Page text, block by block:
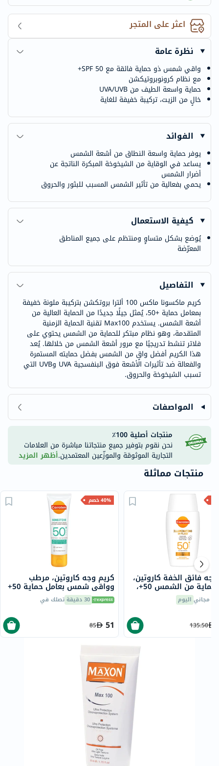
اعثر على المتجر
نظرة عامة
واقي شمس ذو حماية فائقة مع SPF 50+
مع نظام كرونوبروتيكشن
حماية واسعة الطيف من UVA/UVB
خالٍ من الزيت، تركيبة خفيفة للغاية
الفوائد
يوفر حماية واسعة النطاق من أشعة الشمس
يساعد في الوقاية من الشيخوخة المبكرة الناتجة عن
أضرار الشمس
يحمي بفعالية من تأثير الشمس المسبب للبثور والحروق
كيفية الاستعمال
يُوضع بشكل متساوٍ ومنتظم على جميع المناطق
المعرّضة
التفاصيل
كريم ماكسونا ماكس 100 ألترا بروتكشن بتركيبة ملونة خفيفة
بمعامل حماية +50، يُمثل جيلًا جديدًا من الحماية العالية من
أشعة الشمس. يستخدم Max100 تقنية الحماية الزمنية
المتقدمة، وهو نظام مبتكر للحماية من الشمس يحتوي على
فلاتر تنشط تدريجيًا مع مرور أشعة الشمس من خلالها. يُعد
هذا الكريم أفضل واقٍ من الشمس بفضل حمايته المستمرة
والفعالة ضد تأثيرات الأشعة فوق البنفسجية UVA وUVB التي
تسبب الشيخوخة والحروق.
المواصفات
منتجات أصلية 100٪
نحن نقوم بتوفير جميع منتجاتنا مباشرة من العلامات
التجارية الموثوقة والموزّعين المعتمدين.أظهر المزيد
منتجات مماثلة
40% خصم
كريم وجه كاروتين، مرطب
وواقي شمس بعامل حماية 50+
للبشرة الحساسة، 50 مل
30 دقيقة تصلك في
51
85
فائق الخفة كاروتين،
بعامل حماية من الشمس 50+،
مجاني اليوم
135.50